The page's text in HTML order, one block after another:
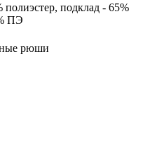
полиэстер, подклад - 65%
ПЭ
рюши